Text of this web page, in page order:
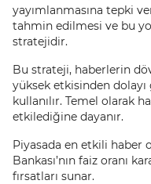
yayımlanmasına tepki
tahmin edilmesi ve bu
stratejidir.
Bu strateji, haberlerin
yüksek etkisinden
kullanılır. Temel olarak
etkilediğine dayanır.
Piyasada en etkili haber
Bankası’nın faiz oranı
fırsatları sunar.